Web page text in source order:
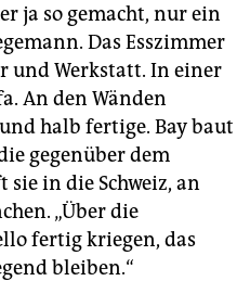
ja so gemacht, nur ein
Das Esszimmer
und Werkstatt. In einer
An den Wänden
halb fertige. Bay baut
gegenüber dem
sie in die Schweiz, an
„Über die
fertig kriegen, das
bleiben.“